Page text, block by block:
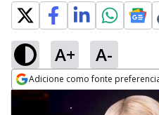
A+ A-
Adicione como fonte
Opens in new window